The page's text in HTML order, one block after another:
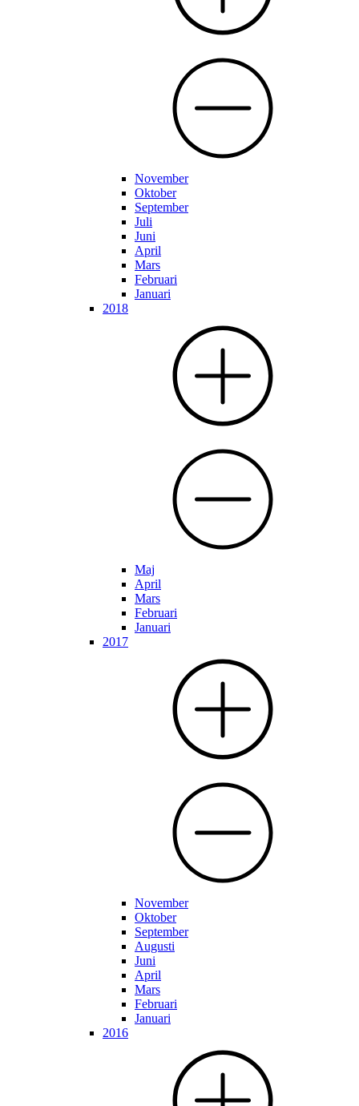
November
Oktober
September
Juli
Juni
April
Mars
Februari
Januari
2018
Maj
April
Mars
Februari
Januari
2017
November
Oktober
September
Augusti
Juni
April
Mars
Februari
Januari
2016